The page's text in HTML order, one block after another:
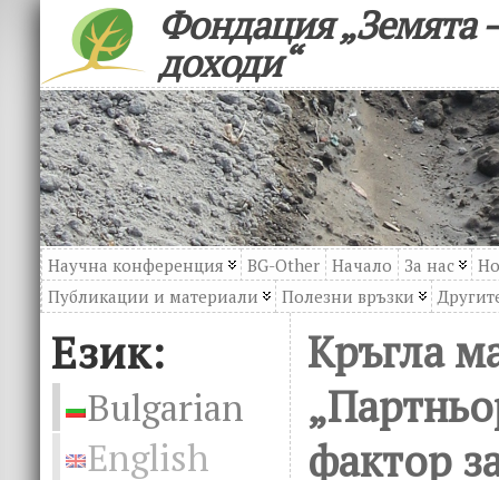
Фондация „Земята
доходи“
Научна конференция BG-Other Начало За нас
Публикации и материали
Полезни връзки
Език:
Bulgarian
English
Кръгла
фактор